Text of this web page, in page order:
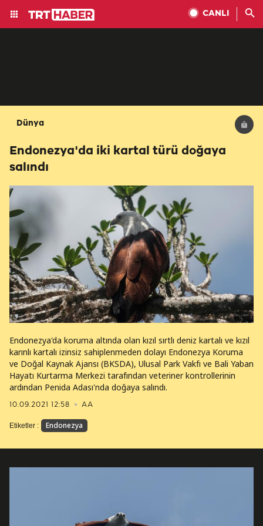
CANLI
Dünya
Endonezya'da iki kartal türü doğaya
salındı
10.09.2021 12:58 AA
Endonezya'da koruma altında olan kızıl sırtlı deniz kartalı ve kızıl
karınlı kartalı izinsiz sahiplenmeden dolayı Endonezya Koruma
ve Doğal Kaynak Ajansı (BKSDA), Ulusal Park Vakfı ve Bali Yaban
Hayatı Kurtarma Merkezi tarafından veteriner kontrollerinin
ardından Penida Adası'nda doğaya salındı.
Etiketler : Endonezya